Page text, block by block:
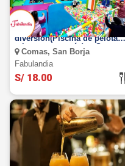
FABULANDIA: Full
diversión(Piscina de pelotas,
toboganes, y más)en San
Borja
Comas, San Borja
Fabulandia
S/ 18.00